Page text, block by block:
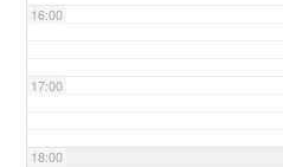
16:00
17:00
18:00